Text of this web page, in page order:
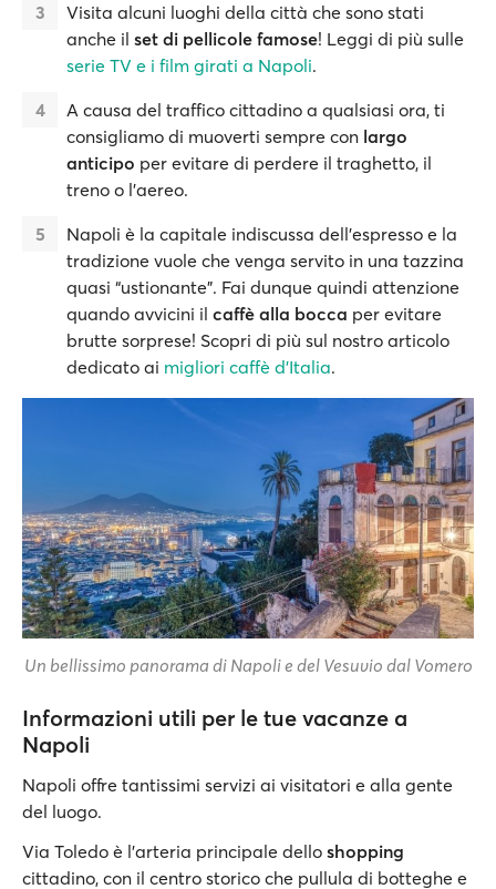
Visita alcuni luoghi della città che sono stati
anche il set di pellicole famose! Leggi di più sulle
serie TV e i film girati a Napoli.
A causa del traffico cittadino a qualsiasi ora, ti
consigliamo di muoverti sempre con largo
anticipo per evitare di perdere il traghetto, il
treno o l'aereo.
Napoli è la capitale indiscussa dell’espresso e la
tradizione vuole che venga servito in una tazzina
quasi “ustionante”. Fai dunque quindi attenzione
quando avvicini il caffè alla bocca per evitare
brutte sorprese! Scopri di più sul nostro articolo
dedicato ai migliori caffè d'Italia.
Un bellissimo panorama di Napoli e del Vesuvio dal Vomero
Informazioni utili per le tue vacanze a
Napoli
Napoli offre tantissimi servizi ai visitatori e alla gente
del luogo.
Via Toledo è l’arteria principale dello shopping
cittadino, con il centro storico che pullula di botteghe e